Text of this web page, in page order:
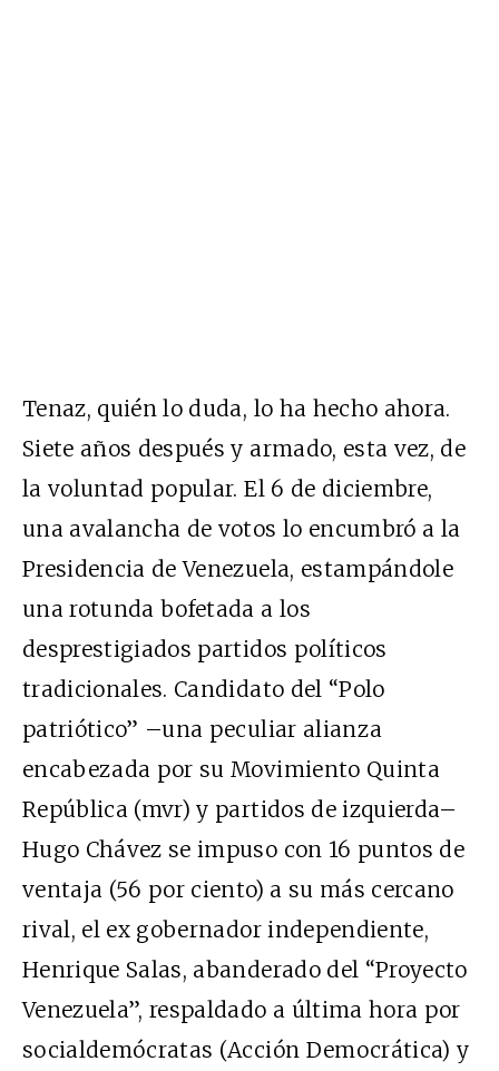
Tenaz, quién lo duda, lo ha hecho ahora.
Siete años después y armado, esta vez, de
la voluntad popular. El 6 de diciembre,
una avalancha de votos lo encumbró a la
Presidencia de Venezuela, estampándole
una rotunda bofetada a los
desprestigiados partidos políticos
tradicionales. Candidato del “Polo
patriótico” –una peculiar alianza
encabezada por su Movimiento Quinta
República (mvr) y partidos de izquierda–
Hugo Chávez se impuso con 16 puntos de
ventaja (56 por ciento) a su más cercano
rival, el ex gobernador independiente,
Henrique Salas, abanderado del “Proyecto
Venezuela”, respaldado a última hora por
socialdemócratas (Acción Democrática) y